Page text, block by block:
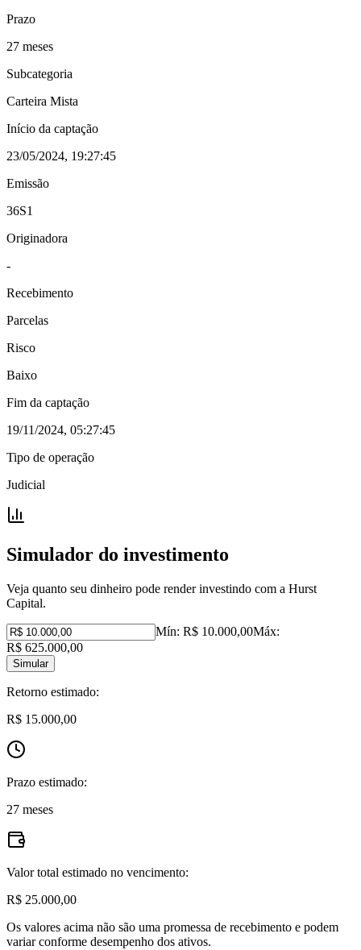
Prazo
27 meses
Subcategoria
Carteira Mista
Início da captação
23/05/2024, 19:27:45
Emissão
36S1
Originadora
-
Recebimento
Parcelas
Risco
Baixo
Fim da captação
19/11/2024, 05:27:45
Tipo de operação
Judicial
Simulador do investimento
Veja quanto seu dinheiro pode render investindo com a Hurst
Capital.
Mín: R$ 10.000,00Máx:
R$ 625.000,00
Simular
Retorno estimado:
R$ 15.000,00
Prazo estimado:
27 meses
Valor total estimado no vencimento:
R$ 25.000,00
Os valores acima não são uma promessa de recebimento e podem
variar conforme desempenho dos ativos.